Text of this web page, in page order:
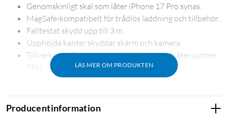
LÄS MER OM PRODUKTEN
Genomskinligt skal som låter iPhone 17 Pro synas.
MagSafe-kompatibelt för trådlös laddning och tillbehör.
Falltestat skydd upp till 3 m.
Upphöjda kanter skyddar skärm och kamera.
Tillverkat av återvunnen polykarbonat och återvunnen
TPU.
Det här transparenta mobilskalet sitter tätt runt iPhone 17
Producentinformation